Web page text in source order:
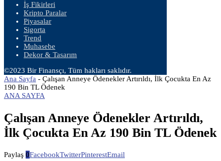
İş Fikirleri
Kripto Paralar
Piyasalar
Sigorta
Trend
Muhasebe
Dekor & Tasarım
©2023 Bir Finansçı, Tüm hakları saklıdır.
Ana Sayfa - Çalışan Anneye Ödenekler Artırıldı, İlk Çocukta En Az
190 Bin TL Ödenek
ANA SAYFA
Çalışan Anneye Ödenekler Artırıldı,
İlk Çocukta En Az 190 Bin TL Ödenek
Paylaş 0FacebookTwitterPinterestEmail